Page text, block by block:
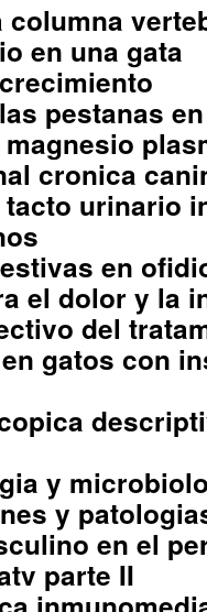
columna
en una gata
pestanas
cronica
urinario
en
el dolor y la
del
gatos con
y
y
en el
parte II